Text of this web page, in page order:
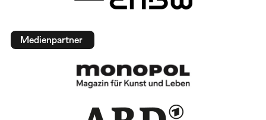
Medienpartner